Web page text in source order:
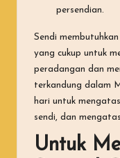
persendian.
Sendi
yang cukup untuk
peradangan dan
terkandung dalam
hari untuk
sendi, dan
Untuk